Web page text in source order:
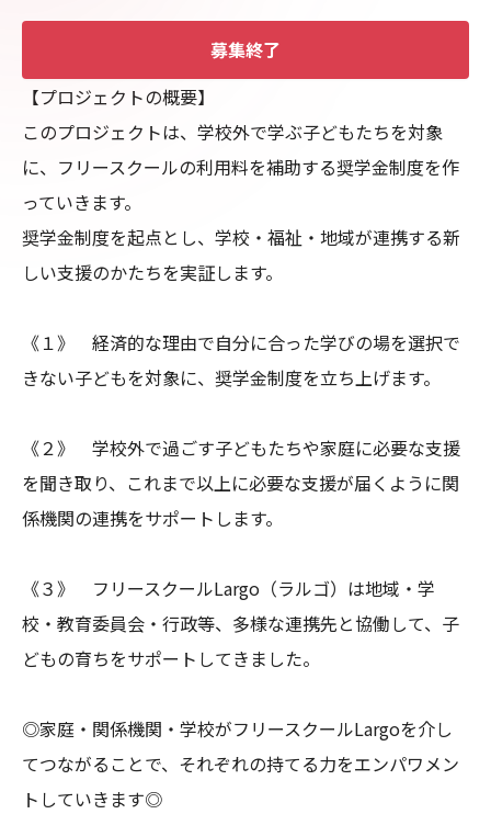
募集終了
【プロジェクトの概要】
このプロジェクトは、学校外で学ぶ子どもたちを対象
に、フリースクールの利用料を補助する奨学金制度を作
っていきます。
奨学金制度を起点とし、学校・福祉・地域が連携する新
しい支援のかたちを実証します。
《１》　経済的な理由で自分に合った学びの場を選択で
きない子どもを対象に、奨学金制度を立ち上げます。
《２》　学校外で過ごす子どもたちや家庭に必要な支援
を聞き取り、これまで以上に必要な支援が届くように関
係機関の連携をサポートします。
《３》　フリースクールLargo（ラルゴ）は地域・学
校・教育委員会・行政等、多様な連携先と協働して、子
どもの育ちをサポートしてきました。
◎家庭・関係機関・学校がフリースクールLargoを介し
てつながることで、それぞれの持てる力をエンパワメン
トしていきます◎